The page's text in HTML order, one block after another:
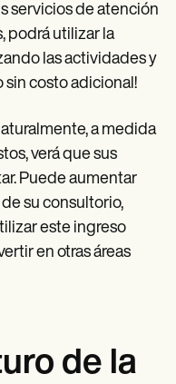
servicios de atención
podrá utilizar la
las actividades y
sin costo adicional!
a medida
verá que sus
Puede aumentar
su consultorio,
este ingreso
en otras áreas
de la